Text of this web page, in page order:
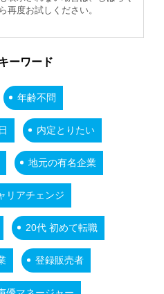
再度お試しください。
ーワード
年齢不問
内定とりたい
地元の有名企業
リアチェンジ
20代 初めて転職
登録販売者